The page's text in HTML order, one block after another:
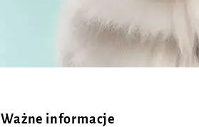
Ważne informacje